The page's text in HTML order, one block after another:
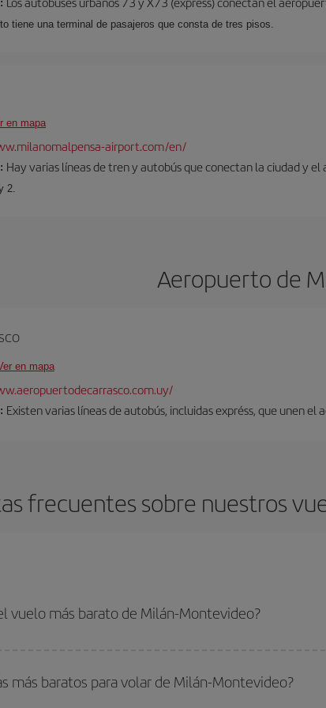
tiene una terminal de pasajeros que consta de tres pisos.
en mapa
airport.com/en/
Hay varias líneas de tren y autobús que conectan la ciudad y el
2.
Aeropuerto de
en mapa
Existen varias líneas de autobús, incluidas expréss, que unen
frecuentes sobre nuestros
vuelo más barato de Milán-Montevideo?
vuelta.
más baratos para volar de Milán-Montevideo?